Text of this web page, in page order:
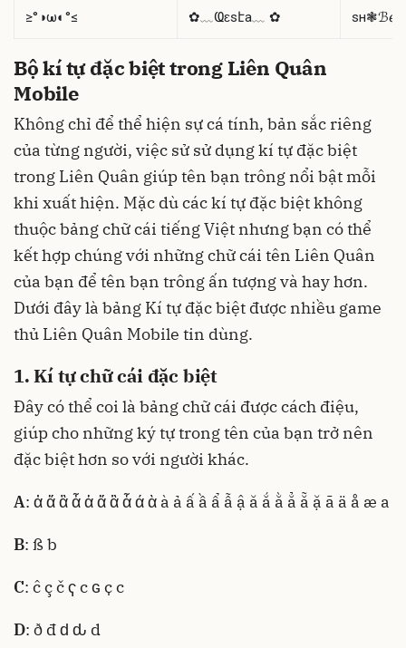
≥°◑ω◐°≤ ✿﹏Ҩɛsէa﹏ ✿
Bộ kí tự đặc biệt trong Liên Quân
Mobile
Không chỉ để thể hiện sự cá tính, bản sắc riêng
của từng người, việc sử sử dụng kí tự đặc biệt
trong Liên Quân giúp tên bạn trông nổi bật mỗi
khi xuất hiện. Mặc dù các kí tự đặc biệt không
thuộc bảng chữ cái tiếng Việt nhưng bạn có thể
kết hợp chúng với những chữ cái tên Liên Quân
của bạn để tên bạn trông ấn tượng và hay hơn.
Dưới đây là bảng Kí tự đặc biệt được nhiều game
thủ Liên Quân Mobile tin dùng.
1. Kí tự chữ cái đặc biệt
Đây có thể coi là bảng chữ cái được cách điệu,
giúp cho những ký tự trong tên của bạn trở nên
đặc biệt hơn so với người khác.
A: ἀ ἄ ἂ ἆ ἁ ἅ ἃ ἇ ά ὰ à ả ấ ầ ẩ ẫ ậ ă ắ ằ ẳ ẵ ặ ā ä å æ a
B: ß b
C: ĉ ç č ҁ с ԍ ҫ c
D: ð đ ԁ ԃ d